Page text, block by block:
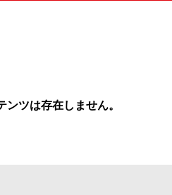
ンツは存在しません。